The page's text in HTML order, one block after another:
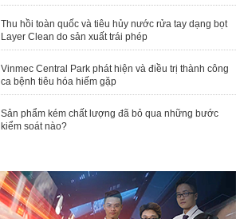
Thu hồi toàn quốc và tiêu hủy nước rửa tay dạng bọt
Layer Clean do sản xuất trái phép
Vinmec Central Park phát hiện và điều trị thành công
ca bệnh tiêu hóa hiếm gặp
Sản phẩm kém chất lượng đã bỏ qua những bước
kiểm soát nào?